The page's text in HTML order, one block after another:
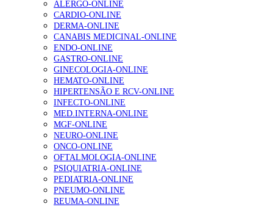
Enfermagem Forense. “Da urgência ao tribunal, cada
gesto conta e cada profissional faz a diferença”
203 visualizações
1.º Episódio do Podcast “Frequência Cardio – Sintoniza-
te na Insuficiência Cardíaca” da Bayer
202 visualizações
Alguns milhares de utentes podem ficar sem médico de
família com nova regras do registo, alerta associação
160 visualizações
ALERGO-ONLINE
CARDIO-ONLINE
DERMA-ONLINE
CANABIS MEDICINAL-ONLINE
ENDO-ONLINE
GASTRO-ONLINE
GINECOLOGIA-ONLINE
HEMATO-ONLINE
HIPERTENSÃO E RCV-ONLINE
INFECTO-ONLINE
MED.INTERNA-ONLINE
MGF-ONLINE
NEURO-ONLINE
ONCO-ONLINE
OFTALMOLOGIA-ONLINE
PSIQUIATRIA-ONLINE
PEDIATRIA-ONLINE
PNEUMO-ONLINE
REUMA-ONLINE